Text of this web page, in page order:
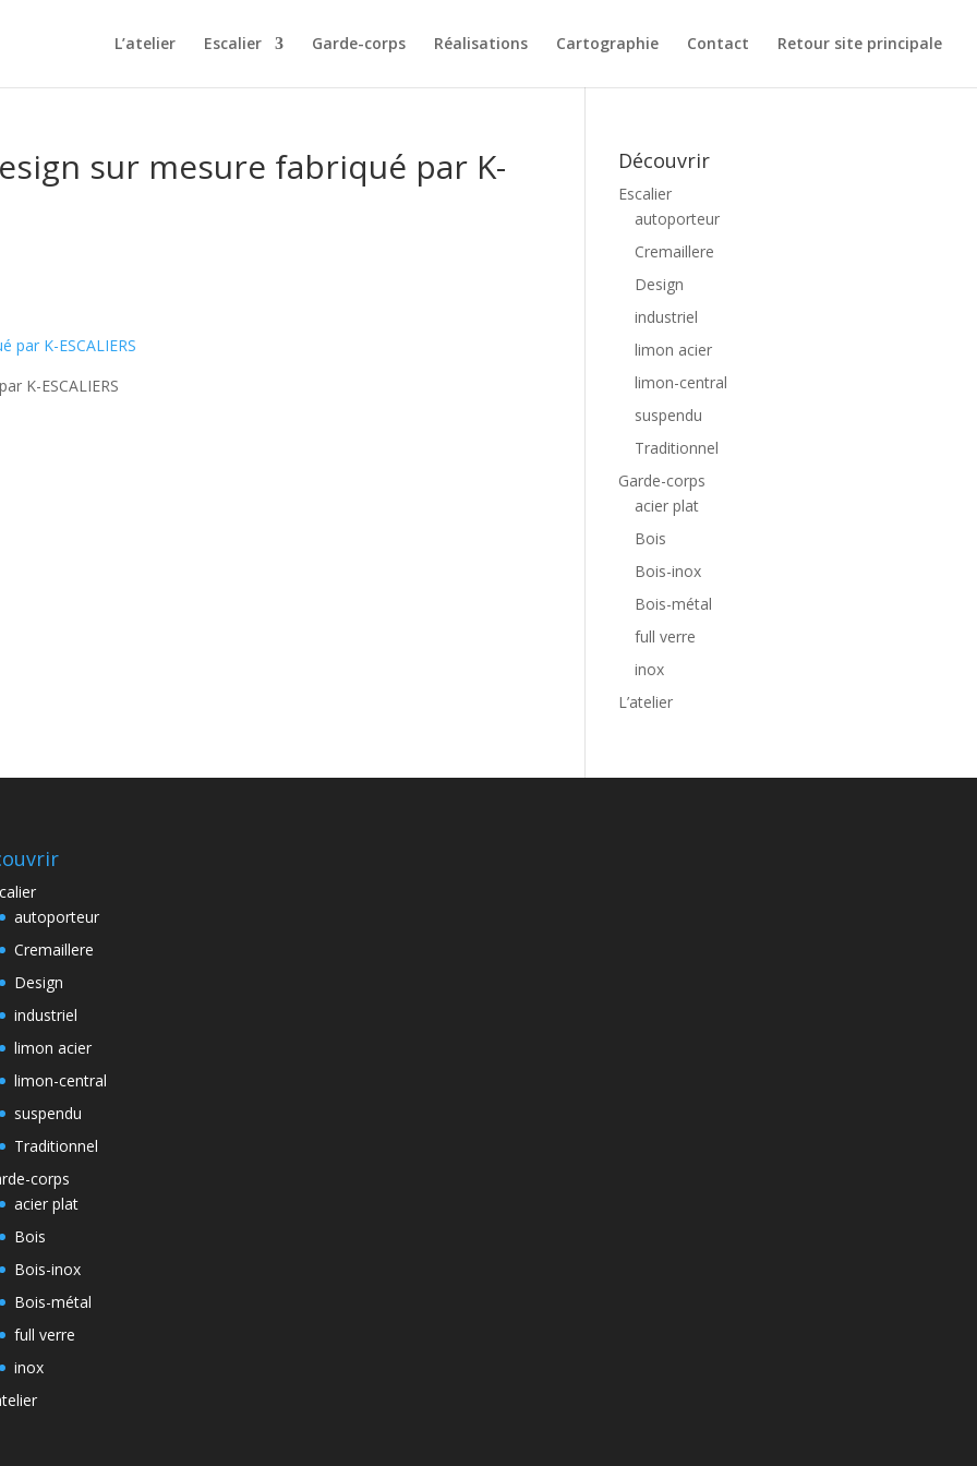
L’atelier Escalier Garde-corps Réalisations Cartographie Contact Retour site principale
sur mesure fabriqué par K-
K-ESCALIERS
Découvrir
Escalier
autoporteur
Cremaillere
Design
industriel
limon acier
limon-central
suspendu
Traditionnel
Garde-corps
acier plat
Bois
Bois-inox
Bois-métal
full verre
inox
L’atelier
autoporteur
Cremaillere
Design
industriel
limon acier
limon-central
suspendu
Traditionnel
corps
acier plat
Bois
Bois-inox
Bois-métal
full verre
inox